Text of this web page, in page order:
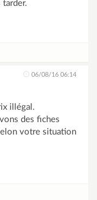
06/08/16 06:14
illégal.
des fiches
votre situation